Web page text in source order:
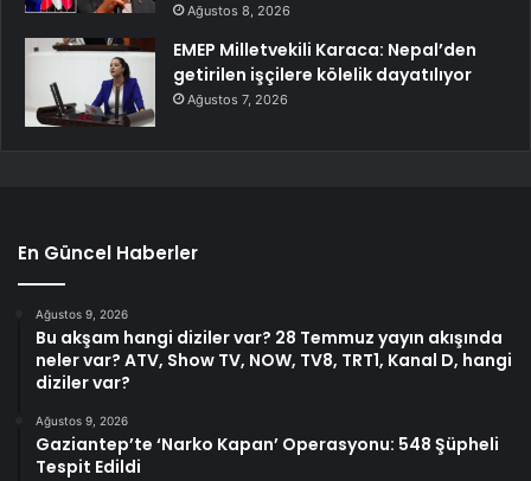
Ağustos 8, 2026
EMEP Milletvekili Karaca: Nepal’den
getirilen işçilere kölelik dayatılıyor
Ağustos 7, 2026
En Güncel Haberler
Ağustos 9, 2026
Bu akşam hangi diziler var? 28 Temmuz yayın akışında
neler var? ATV, Show TV, NOW, TV8, TRT1, Kanal D, hangi
diziler var?
Ağustos 9, 2026
Gaziantep’te ‘Narko Kapan’ Operasyonu: 548 Şüpheli
Tespit Edildi